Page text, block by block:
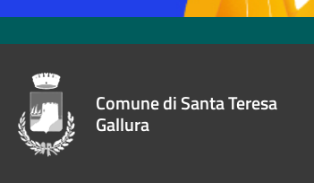
Comune di Santa Teresa
Gallura